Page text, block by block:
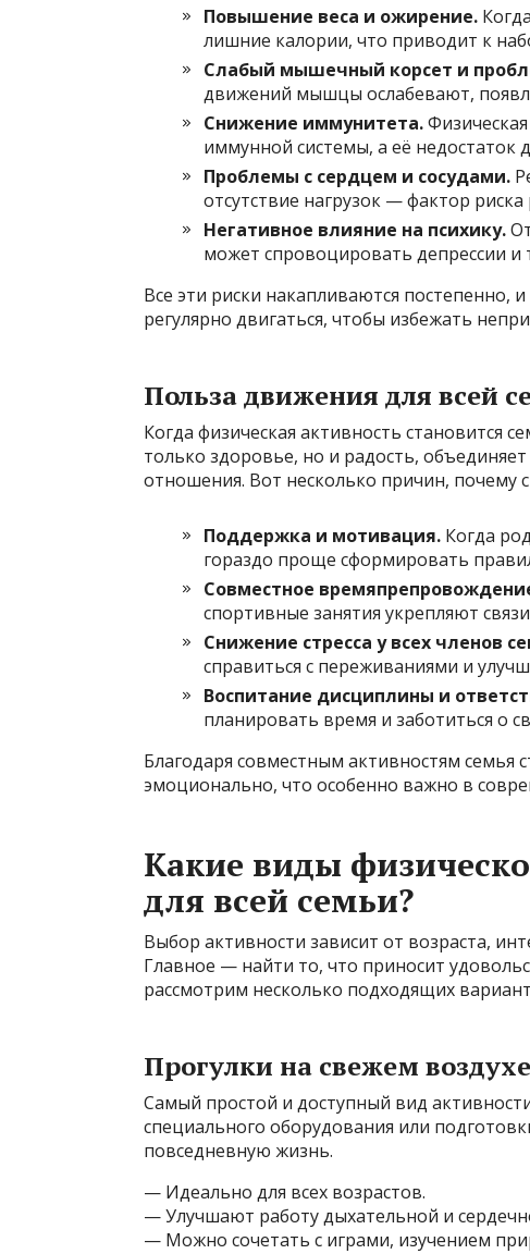
Повышение веса и ожирение.
лишние калории, что приводит к
Слабый мышечный корсет и
движений мышцы ослабевают,
Снижение иммунитета.
иммунной системы, а её недостаток
Проблемы с сердцем и сосудами.
отсутствие нагрузок — фактор
Негативное влияние на психику.
может спровоцировать депрессии и
Все эти риски накапливаются постепенно,
регулярно двигаться, чтобы избежать
Польза движения для всей
Когда физическая активность становится
только здоровье, но и радость,
отношения. Вот несколько причин, почему
Поддержка и мотивация. Когда
гораздо проще сформировать
Совместное
спортивные занятия укрепляют
Снижение стресса у всех членов
справиться с переживаниями и
Воспитание дисциплины и
планировать время и заботиться о
Благодаря совместным активностям семья
эмоционально, что особенно важно в
Какие виды
для всей семьи?
Выбор активности зависит от возраста,
Главное — найти то, что приносит
рассмотрим несколько подходящих
Прогулки на свежем воздухе
Самый простой и доступный вид
специального оборудования или
повседневную жизнь.
— Идеально для всех возрастов.
— Улучшают работу дыхательной и
— Можно сочетать с играми, изучением